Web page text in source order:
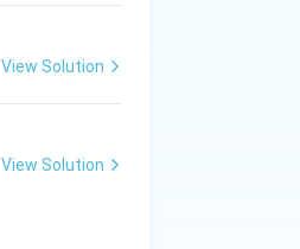
View Solution
View Solution